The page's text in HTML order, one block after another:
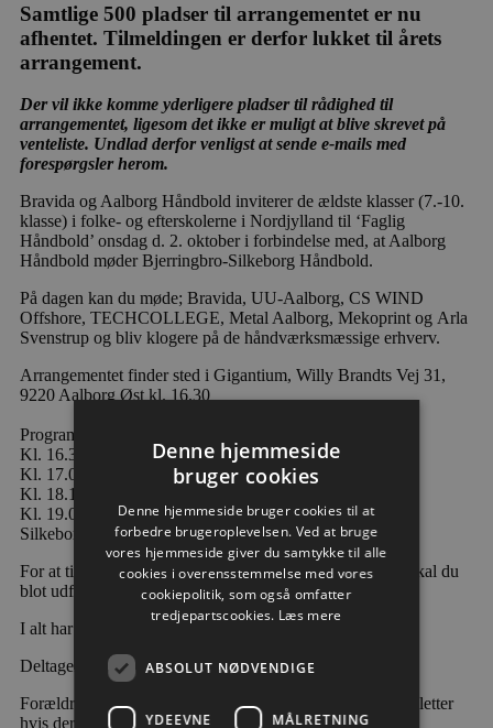
Samtlige 500 pladser til arrangementet er nu
afhentet. Tilmeldingen er derfor lukket til årets
arrangement.
Der vil ikke komme yderligere pladser til rådighed til
arrangementet, ligesom det ikke er muligt at blive skrevet på
venteliste. Undlad derfor venligst at sende e-mails med
forespørgsler herom.
Bravida og Aalborg Håndbold inviterer de ældste klasser (7.-10.
klasse) i folke- og efterskolerne i Nordjylland til ‘Faglig
Håndbold’ onsdag d. 2. oktober i forbindelse med, at Aalborg
Håndbold møder Bjerringbro-Silkeborg Håndbold.
På dagen kan du møde; Bravida, UU-Aalborg, CS WIND
Offshore, TECHCOLLEGE, Metal Aalborg, Mekoprintog Arla
Svenstrup og bliv klogere på de håndværksmæssige erhverv.
Arrangementet finder sted i Gigantium, Willy Brandts Vej 31,
9220 Aalborg Øst kl. 16.30
Program for dagen
Kl. 16.30 – Dørene til ‘Faglig Håndbold’ åbner
Kl. 17.00 – Dørene til ‘Faglig Håndbold’ lukker
Kl. 18.15 – Billetterne til kampen udleveres
Kl. 19.00 – Kampstart, Aalborg Håndbold – Bjerringbro-
Silkeborg Håndbold
For at tilmelde sig ‘Faglig Håndbold’ onsdag 2. oktober skal du
blot udfylde nedenstående tilmeldingsblanket.
I alt har vi 500 pladser til arrangementet.
Deltagelse er gratis efter først-til-mølle princippet.
Forældre er velkommen til at deltage (husk at vælge to billetter
hvis der er en forælder med).
Denne hjemmeside
bruger cookies
Denne hjemmeside bruger cookies til at
forbedre brugeroplevelsen. Ved at bruge
vores hjemmeside giver du samtykke til alle
cookies i overensstemmelse med vores
cookiepolitik, som også omfatter
tredjepartscookies. Læs mere
ABSOLUT NØDVENDIGE
YDEEVNE MÅLRETNING